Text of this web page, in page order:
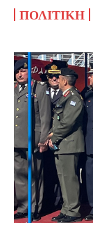
ΠΟΛΙΤΙΚΉ